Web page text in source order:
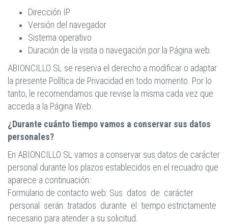
Dirección IP
Versión del navegador
Sistema operativo
Duración de la visita o navegación por la Página web
ABIONCILLO SL se reserva el derecho a modificar o adaptar
la presente Política de Privacidad en todo momento. Por lo
tanto, le recomendamos que revise la misma cada vez que
acceda a la Página Web.
¿Durante cuánto tiempo vamos a conservar sus datos
personales?
En ABIONCILLO SL vamos a conservar sus datos de carácter
personal durante los plazos establecidos en el recuadro que
aparece a continuación:
Formulario de contacto web: Sus datos de carácter
personal serán tratados durante el tiempo estrictamente
necesario para atender a su solicitud.